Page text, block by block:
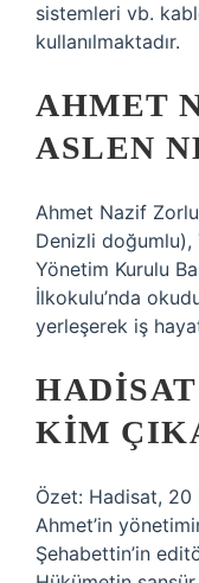
sistemleri vb.
kullanılmaktadır.
AHMET
ASLEN
Ahmet Nazif
Denizli doğumlu),
Yönetim Kurulu
İlkokulu’nda
yerleşerek iş
KIM
Özet: Hadisat, 20
Ahmet’in
Şehabettin’in